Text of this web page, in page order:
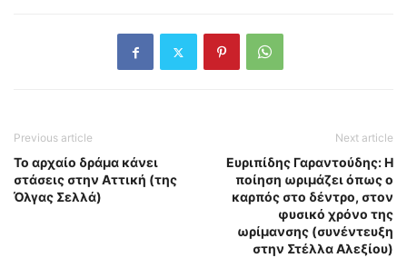
Previous article
Το αρχαίο δράμα κάνει
στάσεις στην Αττική (της
Όλγας Σελλά)
Next article
Ευριπίδης Γαραντούδης: Η
ποίηση ωριμάζει όπως ο
καρπός στο δέντρο, στον
φυσικό χρόνο της
ωρίμανσης (συνέντευξη
στην Στέλλα Αλεξίου)